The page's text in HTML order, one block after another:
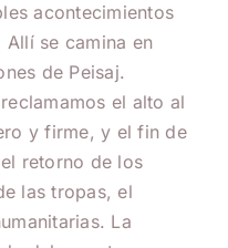
acontecimientos
Allí se camina en
de Peisaj.
el alto al
y firme, y el fin de
retorno de los
las tropas, el
La